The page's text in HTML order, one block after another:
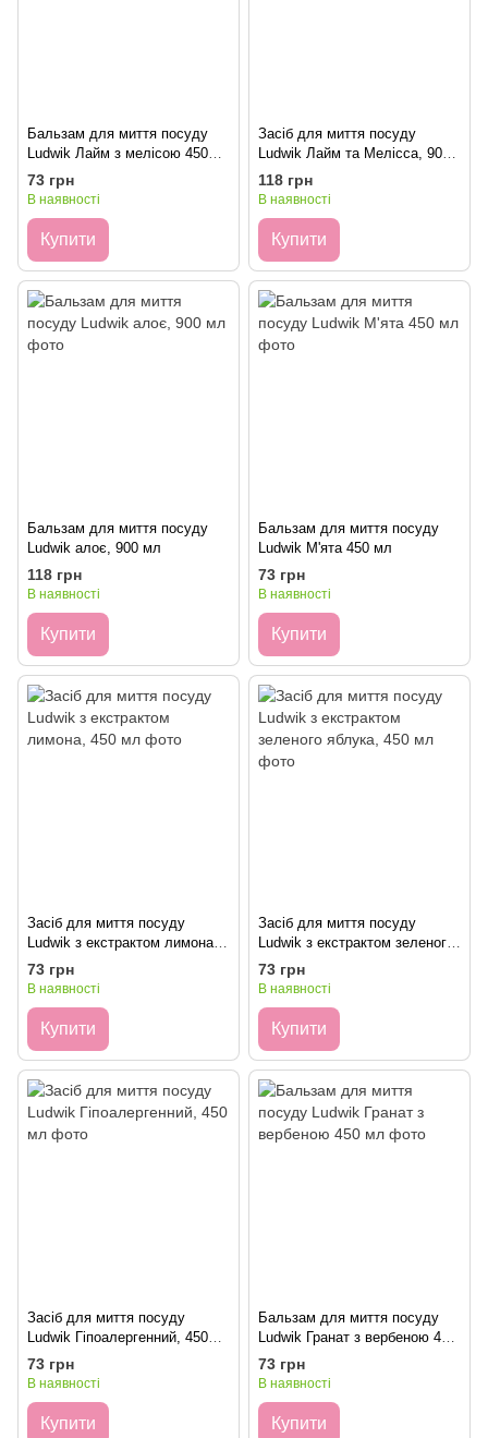
Бальзам для миття посуду
Ludwik Лайм з мелісою 450
мл
73 грн
В наявності
Купити
Засіб для миття посуду
Ludwik Лайм та Мелісса, 900
мл
118 грн
В наявності
Купити
Бальзам для миття посуду
Ludwik алоє, 900 мл
118 грн
В наявності
Купити
Бальзам для миття посуду
Ludwik М'ята 450 мл
73 грн
В наявності
Купити
Засіб для миття посуду
Ludwik з екстрактом лимона,
450 мл
73 грн
В наявності
Купити
Засіб для миття посуду
Ludwik з екстрактом зеленого
яблука, 450 мл
73 грн
В наявності
Купити
Засіб для миття посуду
Ludwik Гіпоалергенний, 450
мл
73 грн
В наявності
Купити
Бальзам для миття посуду
Ludwik Гранат з вербеною 450
мл
73 грн
В наявності
Купити